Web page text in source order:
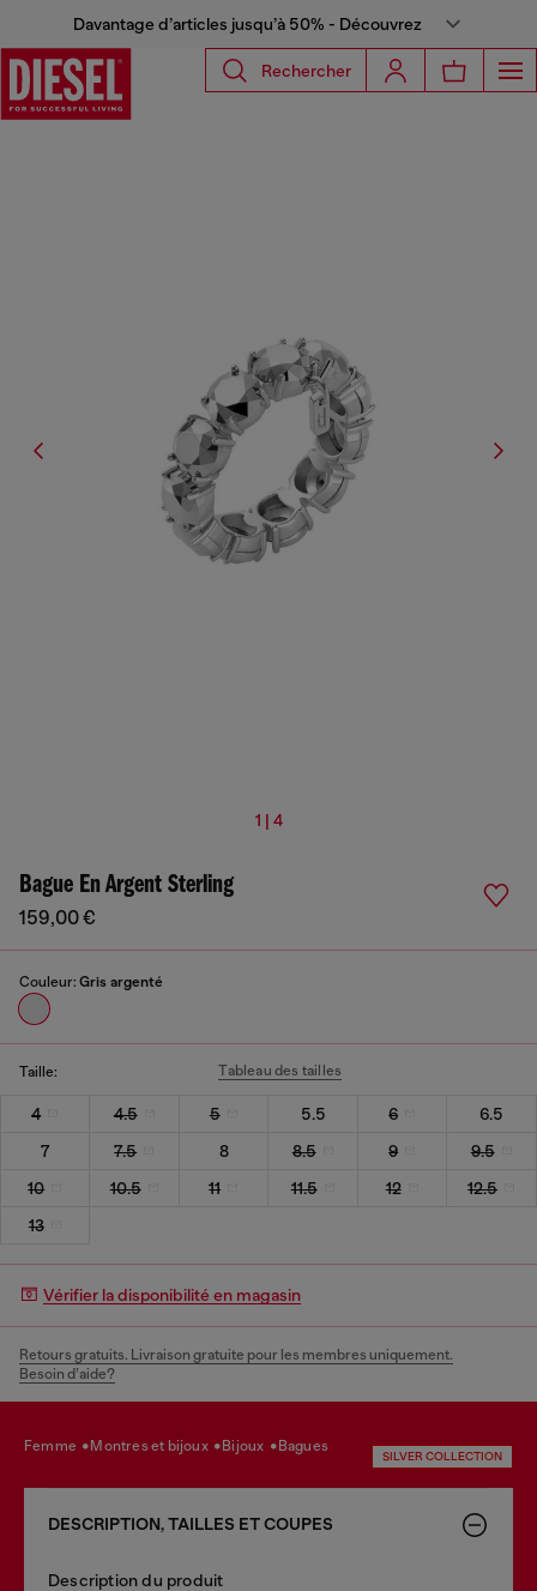
Davantage d’articles jusqu’à 50% - Découvrez
Rechercher
1 | 4
Bague En Argent Sterling
159,00 €
Couleur: Gris argenté
Taille: Tableau des tailles
4 4.5 5 5.5 6
6.5
7
7.5 8 8.5 9
9.5
10
10.5 11 11.5 12
12.5
13
Vérifier la disponibilité en magasin
Retours gratuits. Livraison gratuite pour les membres uniquement.
Besoin d’aide?
femme montres et bijoux bijoux bagues
SILVER COLLECTION
DESCRIPTION, TAILLES ET COUPES
Description du produit